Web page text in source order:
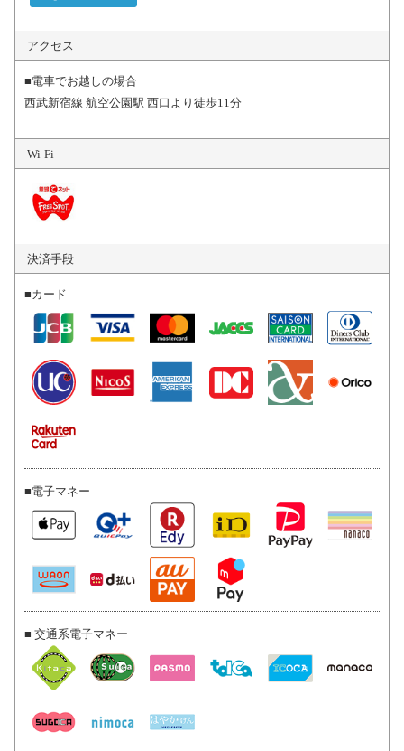
アクセス
■電車でお越しの場合
西武新宿線 航空公園駅 西口より徒歩11分
Wi-Fi
決済手段
■カード
■電子マネー
■ 交通系電子マネー